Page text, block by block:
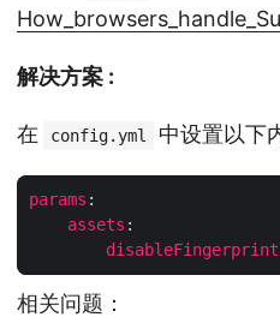
解决方案 :
在 config.yml 中设置以下
params :
assets :
相关问题：